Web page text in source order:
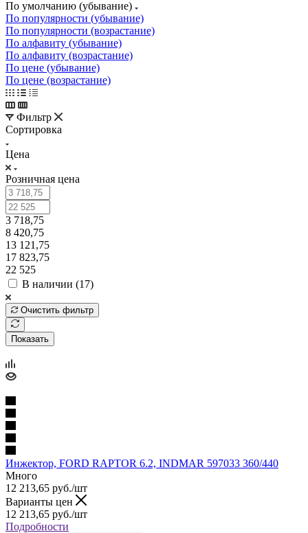
По умолчанию (убывание)
По популярности (убывание)
По популярности (возрастание)
По алфавиту (убывание)
По алфавиту (возрастание)
По цене (убывание)
По цене (возрастание)
Фильтр
Сортировка
Цена
Розничная цена
3 718,75
8 420,75
13 121,75
17 823,75
22 525
В наличии (17)
Очистить фильтр
Показать
Инжектор, FORD RAPTOR 6.2, INDMAR 597033 360/440
Много
12 213,65 руб./шт
Варианты цен
12 213,65 руб./шт
Подробности